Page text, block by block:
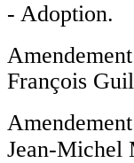
- Adoption.
François
Jean-Michel